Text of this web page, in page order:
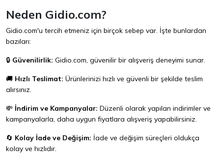
Neden Gidio.com?
Gidio.com'u tercih etmeniz için birçok sebep var. İşte bunlardan
bazıları:
🔒 Güvenilirlik: Gidio.com, güvenilir bir alışveriş deneyimi sunar.
🚚 Hızlı Teslimat: Ürünlerinizi hızlı ve güvenli bir şekilde teslim
alırsınız.
💸 İndirim ve Kampanyalar: Düzenli olarak yapılan indirimler ve
kampanyalarla, daha uygun fiyatlara alışveriş yapabilirsiniz.
🔄 Kolay İade ve Değişim: İade ve değişim süreçleri oldukça
kolay ve hızlıdır.